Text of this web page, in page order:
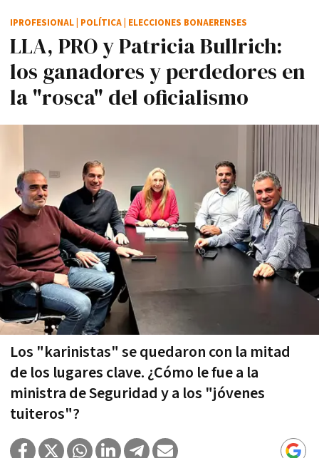
LLA, PRO y Patricia Bullrich:
los ganadores y perdedores en
la "rosca" del oficialismo
Los "karinistas" se quedaron con la mitad
de los lugares clave. ¿Cómo le fue a la
ministra de Seguridad y a los "jóvenes
tuiteros"?
IPROFESIONAL POLÍTICA ELECCIONES BONAERENSES